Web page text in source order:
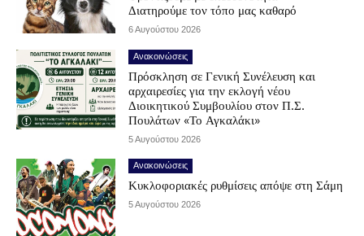
Διατηρούμε τον τόπο μας καθαρό
6 Αυγούστου 2026
Ανακοινώσεις
Πρόσκληση σε Γενική Συνέλευση και
αρχαιρεσίες για την εκλογή νέου
Διοικητικού Συμβουλίου στον Π.Σ.
Πουλάτων «Το Αγκαλάκι»
5 Αυγούστου 2026
Ανακοινώσεις
Κυκλοφοριακές ρυθμίσεις απόψε στη Σάμη
5 Αυγούστου 2026